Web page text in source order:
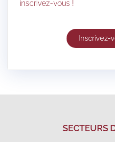
inscrivez-vous !
Inscrivez-
SECTEURS